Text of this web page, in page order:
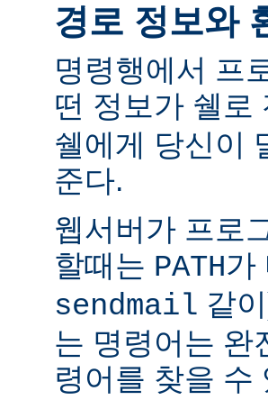
경로 정보와
명령행에서 프
떤 정보가 쉘
쉘에게 당신이
준다.
웹서버가 프로
할때는 PATH가
sendmail 같
는 명령어는 완
령어를 찾을 수